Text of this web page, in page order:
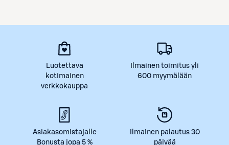
Luotettava
kotimainen
verkkokauppa
Ilmainen toimitus yli
600 myymälään
Asiakasomistajalle
Bonusta jopa 5 %
Ilmainen palautus 30
päivää